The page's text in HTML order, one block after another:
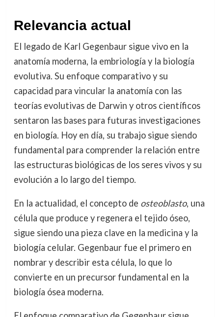
Relevancia actual
El legado de Karl Gegenbaur sigue vivo en la
anatomía moderna, la embriología y la biología
evolutiva. Su enfoque comparativo y su
capacidad para vincular la anatomía con las
teorías evolutivas de Darwin y otros científicos
sentaron las bases para futuras investigaciones
en biología. Hoy en día, su trabajo sigue siendo
fundamental para comprender la relación entre
las estructuras biológicas de los seres vivos y su
evolución a lo largo del tiempo.
En la actualidad, el concepto de osteoblasto, una
célula que produce y regenera el tejido óseo,
sigue siendo una pieza clave en la medicina y la
biología celular. Gegenbaur fue el primero en
nombrar y describir esta célula, lo que lo
convierte en un precursor fundamental en la
biología ósea moderna.